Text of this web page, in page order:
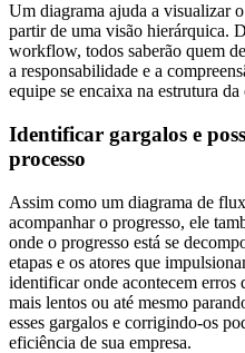
Um diagrama ajuda a visualizar
partir de uma visão hierárquica.
workflow, todos saberão quem
a responsabilidade e a
equipe se encaixa na estrutura da
Identificar gargalos e
processo
Assim como um diagrama de
acompanhar o progresso, ele
onde o progresso está se
etapas e os atores que
identificar onde acontecem erros
mais lentos ou até mesmo
esses gargalos e corrigindo-os
eficiência de sua empresa.